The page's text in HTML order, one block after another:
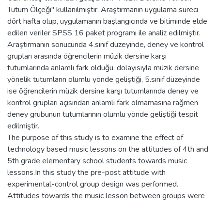
Tutum Ölçeği" kullanılmıştır. Araştırmanın uygulama süreci
dört hafta olup, uygulamanın başlangıcında ve bitiminde elde
edilen veriler SPSS 16 paket programı ile analiz edilmiştir.
Araştırmanın sonucunda 4.sınıf düzeyinde, deney ve kontrol
grupları arasında öğrencilerin müzik dersine karşı
tutumlarında anlamlı fark olduğu, dolayısıyla müzik dersine
yönelik tutumların olumlu yönde geliştiği, 5.sınıf düzeyinde
ise öğrencilerin müzik dersine karşı tutumlarında deney ve
kontrol grupları açısından anlamlı fark olmamasına rağmen
deney grubunun tutumlarının olumlu yönde geliştiği tespit
edilmiştir.
The purpose of this study is to examine the effect of
technology based music lessons on the attitudes of 4th and
5th grade elementary school students towards music
lessons.In this study the pre-post attitude with
experimental-control group design was performed.
Attitudes towards the music lesson between groups were